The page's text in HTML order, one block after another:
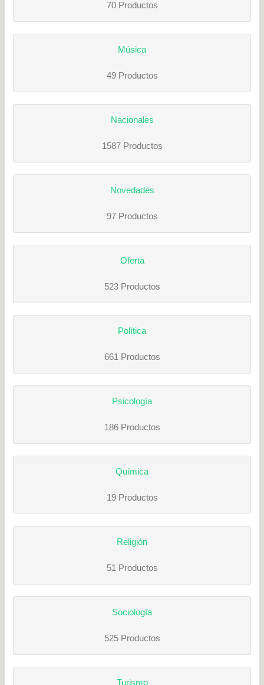
70 Productos
Música
49 Productos
Nacionales
1587 Productos
Novedades
97 Productos
Oferta
523 Productos
Política
661 Productos
Psicología
186 Productos
Química
19 Productos
Religión
51 Productos
Sociología
525 Productos
Turismo